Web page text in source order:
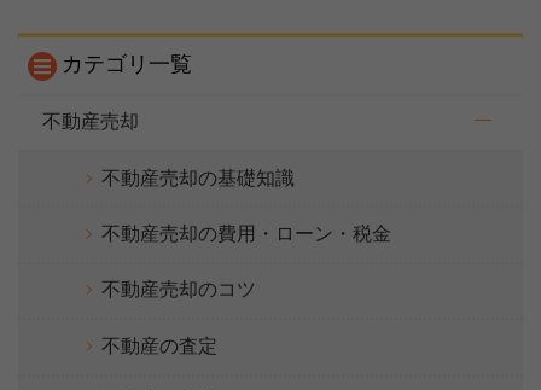
カテゴリ一覧
不動産売却
不動産売却の基礎知識
不動産売却の費用・ローン・税金
不動産売却のコツ
不動産の査定